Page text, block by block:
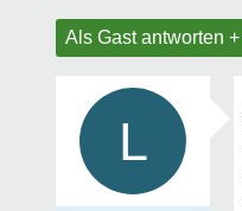
Als Gast antworten +
L